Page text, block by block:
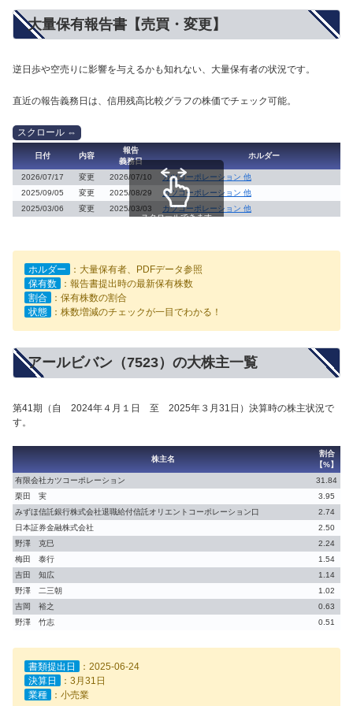
大量保有報告書【売買・変更】
逆日歩や空売りに影響を与えるかも知れない、大量保有者の状況です。
直近の報告義務日は、信用残高比較グラフの株価でチェック可能。
日付 内容
報告
義務日
ホルダー
2026/07/17 変更 2026/07/10
カツコーポレーション 他
2025/09/05
変更 2025/08/29
カツコーポレーション 他
2025/03/06
変更 2025/03/03
カツコーポレーション 他
スクロールできます
ホルダー
：大量保有者、PDFデータ参照
保有数
：報告書提出時の最新保有株数
割合
：保有株数の割合
状態
：株数増減のチェックが一目でわかる！
アールビバン（7523）の大株主一覧
第41期（自 2024年４月１日 至 2025年３月31日）決算時の株主状況で
す。
株主名
割合
【%】
有限会社カツコーポレーション
31.84
栗田 実
3.95
みずほ信託銀行株式会社退職給付信託オリエントコーポレーション口
2.74
日本証券金融株式会社
2.50
野澤 克巳
2.24
梅田 泰行
1.54
吉田 知広
1.14
野澤 二三朝
1.02
吉岡 裕之
0.63
野澤 竹志
0.51
書類提出日
：2025-06-24
決算日
：3月31日
業種
：小売業